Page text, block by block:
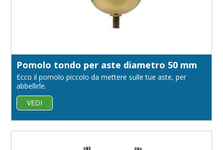
Pomolo tondo per aste diametro 50 mm
Ecco il pomolo piccolo da mettere sulle tue aste, per
abbellirle.
VEDI